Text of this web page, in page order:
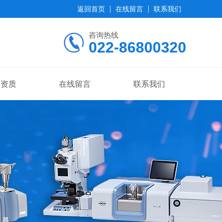
返回首页 在线留言 联系我们
咨询热线
022-86800320
质 在线留言 联系我们